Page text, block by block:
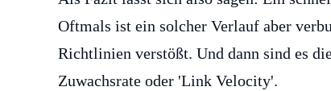
Oftmals ist ein solcher Verlauf aber
Richtlinien verstößt. Und dann sind es
Zuwachsrate oder 'Link Velocity'.